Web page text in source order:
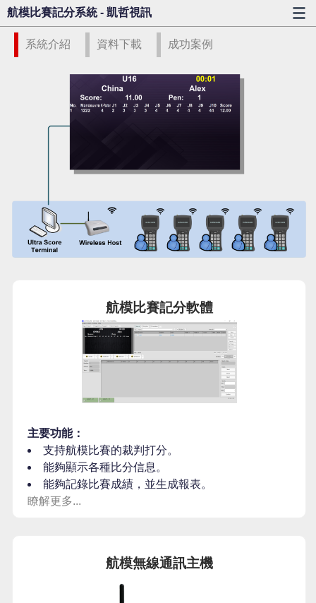
航模比賽記分系統 - 凱哲視訊
系統介紹 資料下載 成功案例
航模比賽記分軟體
主要功能：
支持航模比賽的裁判打分。
能夠顯示各種比分信息。
能夠記錄比賽成績，並生成報表。
瞭解更多...
航模無線通訊主機